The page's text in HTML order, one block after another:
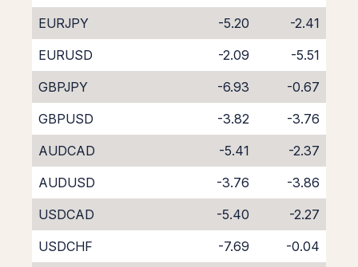
EURJPY
-5.20
-2.41
EURUSD
-2.09
-5.51
GBPJPY
-6.93
-0.67
GBPUSD
-3.82
-3.76
AUDCAD
-5.41
-2.37
AUDUSD
-3.76
-3.86
USDCAD
-5.40
-2.27
USDCHF
-7.69
-0.04